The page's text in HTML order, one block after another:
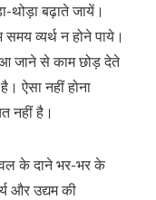
बढ़ाते जायें।
समय व्यर्थ न होने पाये।
जाने से काम छोड़ देते
ऐसा नहीं होना
नहीं है।
के दाने भर-भर के
और उद्यम की